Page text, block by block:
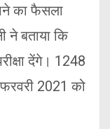
का फैसला
ने बताया कि
देंगे। 1248
फरवरी 2021 को